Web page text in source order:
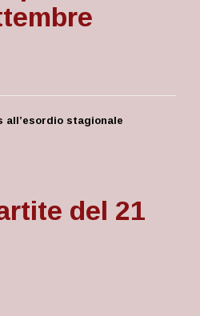
all’esordio stagionale
del 21